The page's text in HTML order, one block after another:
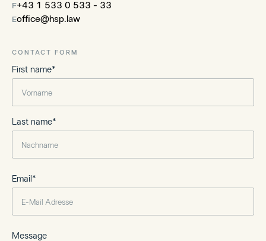
F+43 1 533 0 533 - 33
Eoffice@hsp.law
CONTACT FORM
First name*
Last name*
Email*
Message